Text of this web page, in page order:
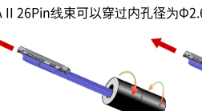
26Pin线束可以穿过内孔径为